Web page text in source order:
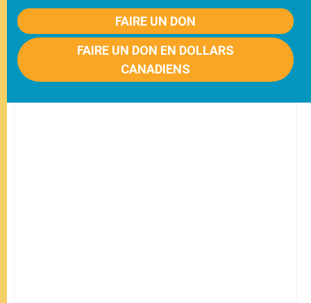
FAIRE UN DON
FAIRE UN DON EN DOLLARS
CANADIENS